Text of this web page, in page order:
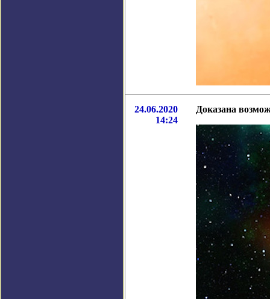
24.06.2020
14:24
Доказана